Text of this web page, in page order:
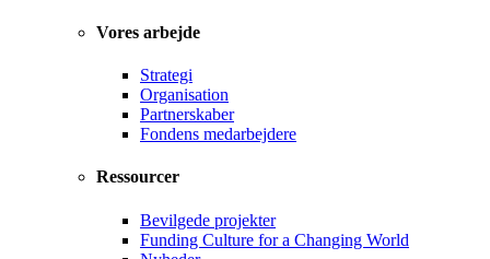
Vores arbejde
Strategi
Organisation
Partnerskaber
Fondens medarbejdere
Ressourcer
Bevilgede projekter
Funding Culture for a Changing World